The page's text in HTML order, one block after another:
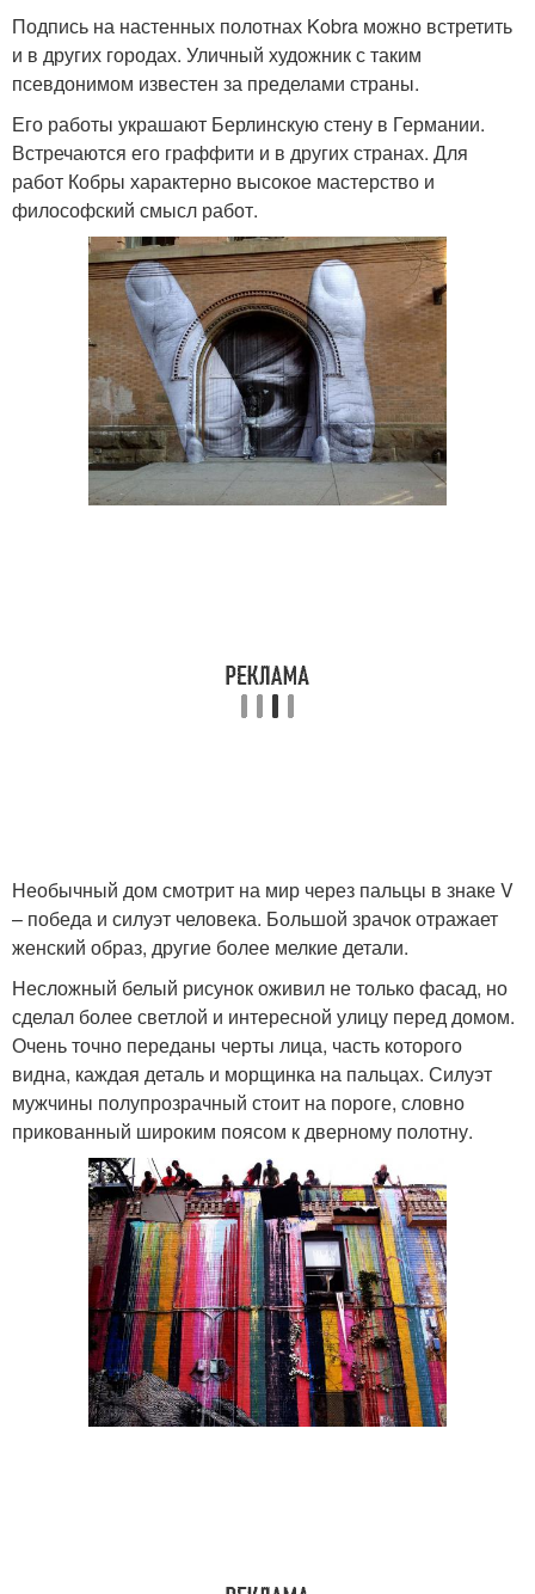
Подпись на настенных полотнах Kobra можно встретить
и в других городах. Уличный художник с таким
псевдонимом известен за пределами страны.
Его работы украшают Берлинскую стену в Германии.
Встречаются его граффити и в других странах. Для
работ Кобры характерно высокое мастерство и
философский смысл работ.
Необычный дом смотрит на мир через пальцы в знаке V
– победа и силуэт человека. Большой зрачок отражает
женский образ, другие более мелкие детали.
Несложный белый рисунок оживил не только фасад, но
сделал более светлой и интересной улицу перед домом.
Очень точно переданы черты лица, часть которого
видна, каждая деталь и морщинка на пальцах. Силуэт
мужчины полупрозрачный стоит на пороге, словно
прикованный широким поясом к дверному полотну.